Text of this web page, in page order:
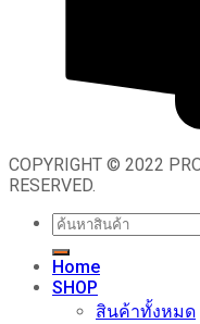
COPYRIGHT © 2022
RESERVED.
Search
for:
Home
SHOP
สินค้าทั้งหมด